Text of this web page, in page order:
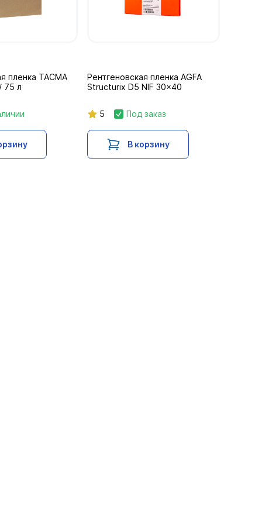
пленка ТАСМА
75 л
Рентгеновская пленка AGFA
Structurix D5 NIF 30x40
5 Под заказ
В корзину